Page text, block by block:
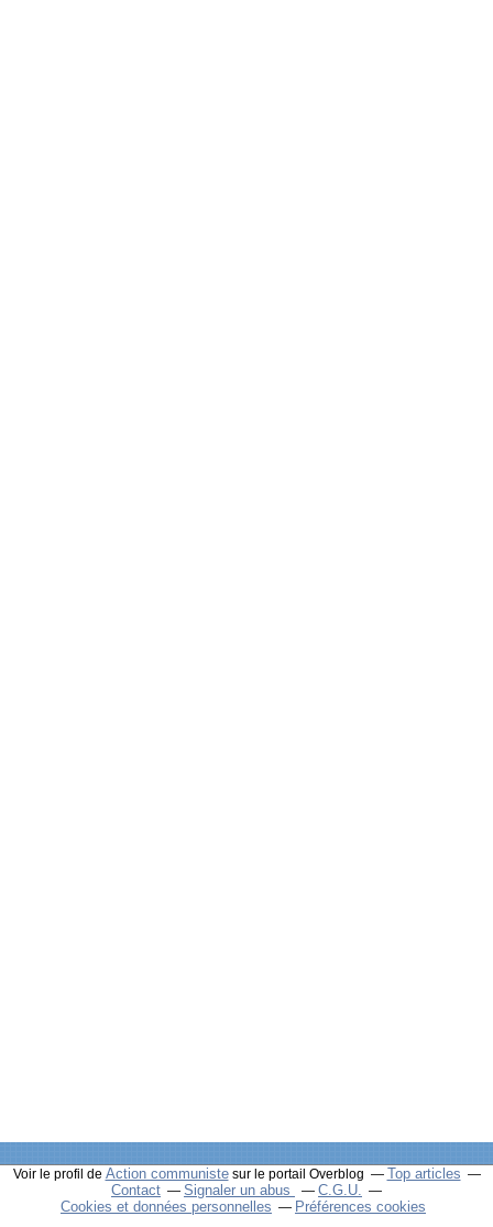
Voir le profil de Action communistesur le portail Overblog
Top articles
Contact
Signaler un abus
C.G.U.
Cookies et données personnelles
Préférences cookies